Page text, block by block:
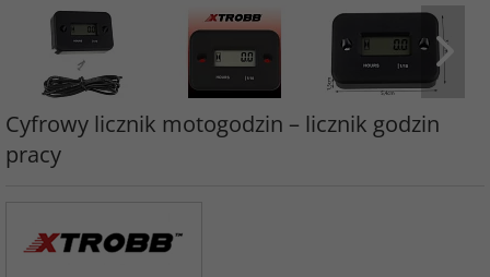
Cyfrowy licznik motogodzin – licznik godzin
pracy